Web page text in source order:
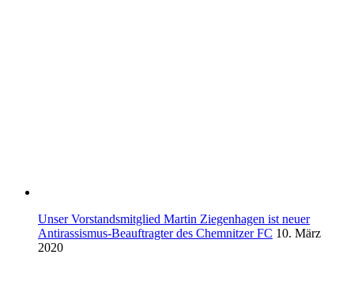
Unser Vorstandsmitglied Martin Ziegenhagen ist neuer
Antirassismus-Beauftragter des Chemnitzer FC 10. März
2020